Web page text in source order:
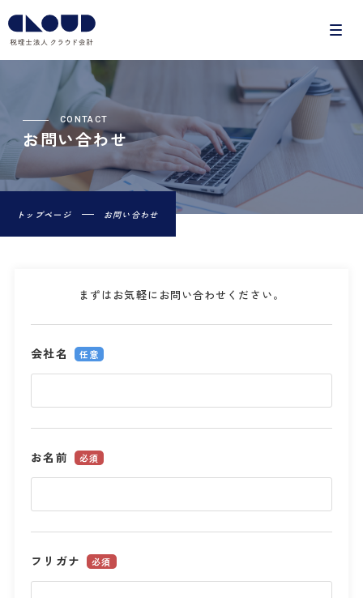
CONTACT
お問い合わせ
トップページ お問い合わせ
まずはお気軽にお問い合わせください。
会社名 任意
お名前 必須
フリガナ 必須